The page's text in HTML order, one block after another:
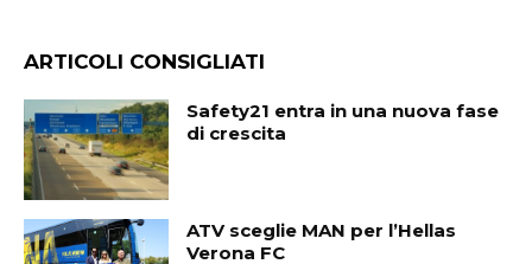
ARTICOLI CONSIGLIATI
Safety21 entra in una nuova fase
di crescita
ATV sceglie MAN per l’Hellas
Verona FC